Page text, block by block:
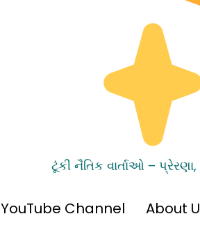
ટૂંકી નૈતિક વાર્તાઓ –
YouTube Channel About